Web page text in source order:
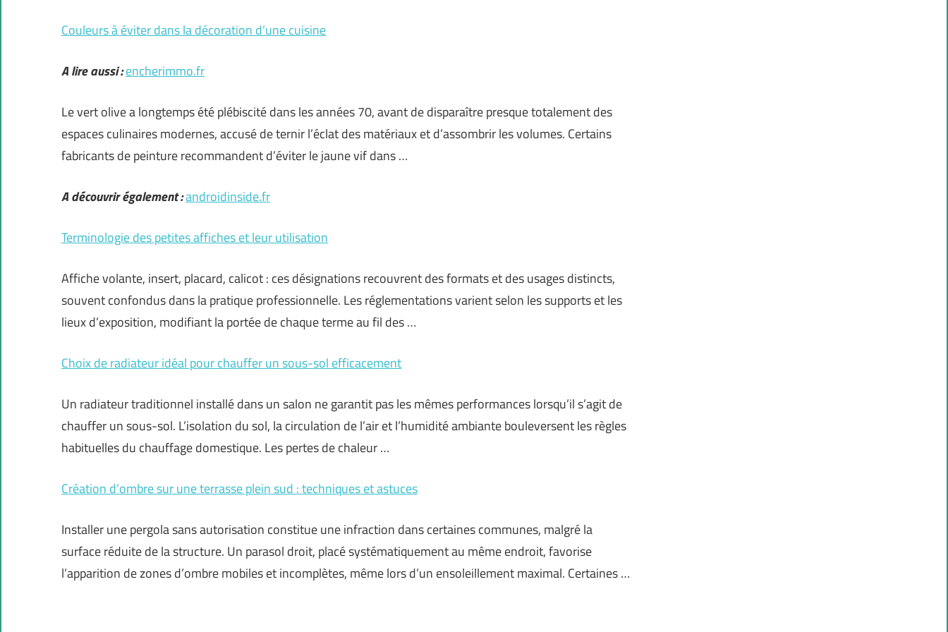
Couleurs à éviter dans la décoration d’une cuisine
A lire aussi :encherimmo.fr
Le vert olive a longtemps été plébiscité dans les années 70, avant de disparaître presque totalement des
espaces culinaires modernes, accusé de ternir l’éclat des matériaux et d’assombrir les volumes. Certains
fabricants de peinture recommandent d’éviter le jaune vif dans …
A découvrir également :androidinside.fr
Terminologie des petites affiches et leur utilisation
Affiche volante, insert, placard, calicot : ces désignations recouvrent des formats et des usages distincts,
souvent confondus dans la pratique professionnelle. Les réglementations varient selon les supports et les
lieux d’exposition, modifiant la portée de chaque terme au fil des …
Choix de radiateur idéal pour chauffer un sous-sol efficacement
Un radiateur traditionnel installé dans un salon ne garantit pas les mêmes performances lorsqu’il s’agit de
chauffer un sous-sol. L’isolation du sol, la circulation de l’air et l’humidité ambiante bouleversent les règles
habituelles du chauffage domestique. Les pertes de chaleur …
Création d’ombre sur une terrasse plein sud : techniques et astuces
Installer une pergola sans autorisation constitue une infraction dans certaines communes, malgré la
surface réduite de la structure. Un parasol droit, placé systématiquement au même endroit, favorise
l’apparition de zones d’ombre mobiles et incomplètes, même lors d’un ensoleillement maximal. Certaines …